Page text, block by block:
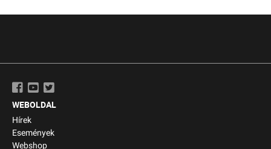
WEBOLDAL
Hírek
Események
Webshop